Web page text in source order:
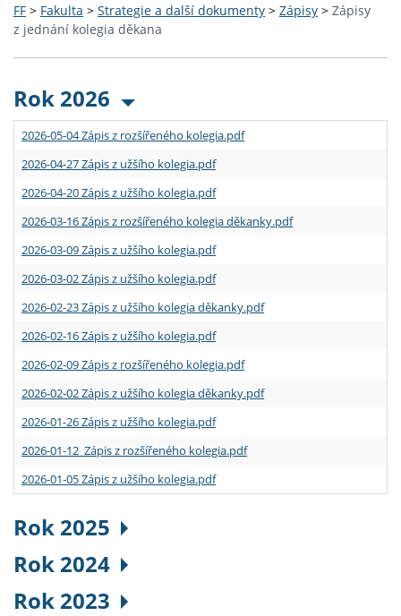
FF > Fakulta > Strategie a další dokumenty > Zápisy > Zápisy
z jednání kolegia děkana
Rok 2026
2026-05-04 Zápis z rozšířeného kolegia.pdf
2026-04-27 Zápis z užšího kolegia.pdf
2026-04-20 Zápis z užšího kolegia.pdf
2026-03-16 Zápis z rozšířeného kolegia děkanky.pdf
2026-03-09 Zápis z užšího kolegia.pdf
2026-03-02 Zápis z užšího kolegia.pdf
2026-02-23 Zápis z užšího kolegia děkanky.pdf
2026-02-16 Zápis z užšího kolegia.pdf
2026-02-09 Zápis z rozšířeného kolegia.pdf
2026-02-02 Zápis z užšího kolegia děkanky.pdf
2026-01-26 Zápis z užšího kolegia.pdf
2026-01-12 Zápis z rozšířeného kolegia.pdf
2026-01-05 Zápis z užšího kolegia.pdf
Rok 2025
Rok 2024
Rok 2023